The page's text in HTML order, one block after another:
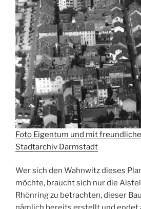
Foto Eigentum und mit
Stadtarchiv Darmstadt
Wer sich den Wahnwitz dieses
möchte, braucht sich nur die
Rhönring zu betrachten, dieser